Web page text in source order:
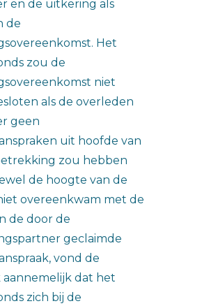
en de uitkering als
de
Het
zou de
niet
als de overleden
geen
uit hoofde van
zou hebben
de hoogte van de
overeenkwam met de
de door de
geclaimde
vond de
dat het
zich bij de